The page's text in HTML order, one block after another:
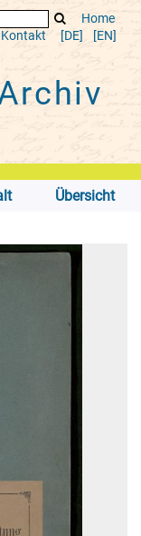
Home
Kontakt [DE] [EN]
Übersicht